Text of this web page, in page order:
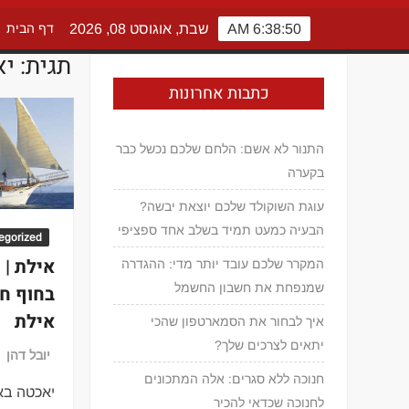
דף הבית 6:38:50 AM שבת, אוגוסט 08, 2026
תגית:
אילת |
בחוף
אילת
יובל דהן
יאכטה
כתבות אחרונות
התנור לא אשם: הלחם שלכם נכשל כבר
בקערה
עוגת השוקולד שלכם יוצאת יבשה?
הבעיה כמעט תמיד בשלב אחד ספציפי
המקרר שלכם עובד יותר מדי: ההגדרה
שמנפחת את חשבון החשמל
איך לבחור את הסמארטפון שהכי
יתאים לצרכים שלך?
חנוכה ללא סגרים: אלה המתכונים
לחנוכה שכדאי להכיר